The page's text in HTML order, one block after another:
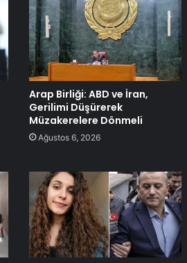
Arap Birliği: ABD ve İran,
Gerilimi Düşürerek
Müzakerelere Dönmeli
Ağustos 6, 2026